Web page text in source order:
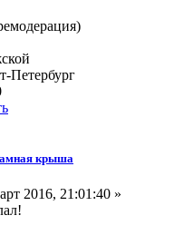
Петербург
крыша
2016, 21:01:40 »